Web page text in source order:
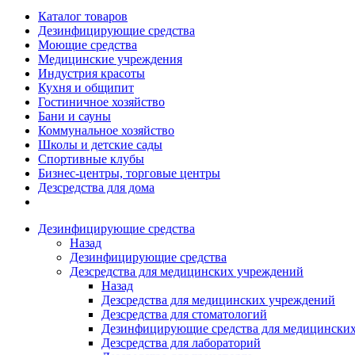
Каталог товаров
Дезинфицирующие средства
Моющие средства
Медицинские учреждения
Индустрия красоты
Кухня и общипит
Гостиничное хозяйство
Бани и сауны
Коммунальное хозяйство
Школы и детские сады
Спортивные клубы
Бизнес-центры, торговые центры
Дезсредства для дома
Дезинфицирующие средства
Назад
Дезинфицирующие средства
Дезсредства для медицинских учреждений
Назад
Дезсредства для медицинских учреждений
Дезсредства для стоматологий
Дезинфицирующие средства для
Дезсредства для лабораторий